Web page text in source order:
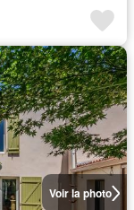
Voir la photo